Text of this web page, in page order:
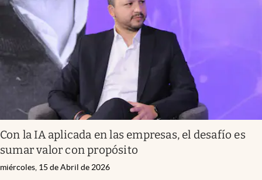
Con la IA aplicada en las empresas, el desafío es
sumar valor con propósito
miércoles, 15 de Abril de 2026